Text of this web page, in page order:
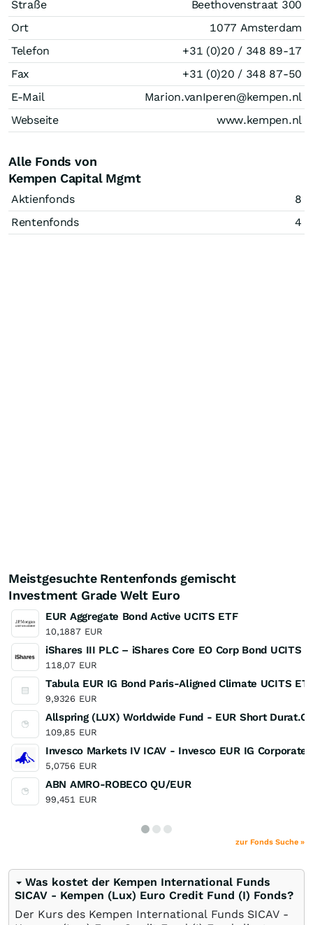
Straße
Beethovenstraat 300
Ort
1077 Amsterdam
Telefon
+31 (0)20 / 348 89-17
Fax
+31 (0)20 / 348 87-50
E-Mail
Marion.vanIperen@kempen.nl
Webseite
www.kempen.nl
Alle Fonds von
Kempen Capital Mgmt
Aktienfonds
8
Rentenfonds
4
Meistgesuchte Rentenfonds gemischt
Investment Grade Welt Euro
EUR Aggregate Bond Active UCITS ETF
10,1887 EUR
iShares III PLC – iShares Core EO Corp Bond UCITS
118,07 EUR
Tabula EUR IG Bond Paris-Aligned Climate UCITS
9,9326 EUR
Allspring (LUX) Worldwide Fund - EUR Short
109,85 EUR
Invesco Markets IV ICAV - Invesco EUR IG
5,0756 EUR
ABN AMRO-ROBECO QU/EUR
99,451 EUR
zur Fonds Suche »
Was kostet der Kempen International Funds
SICAV - Kempen (Lux) Euro Credit Fund (I) Fonds?
Der Kurs des Kempen International Funds SICAV -